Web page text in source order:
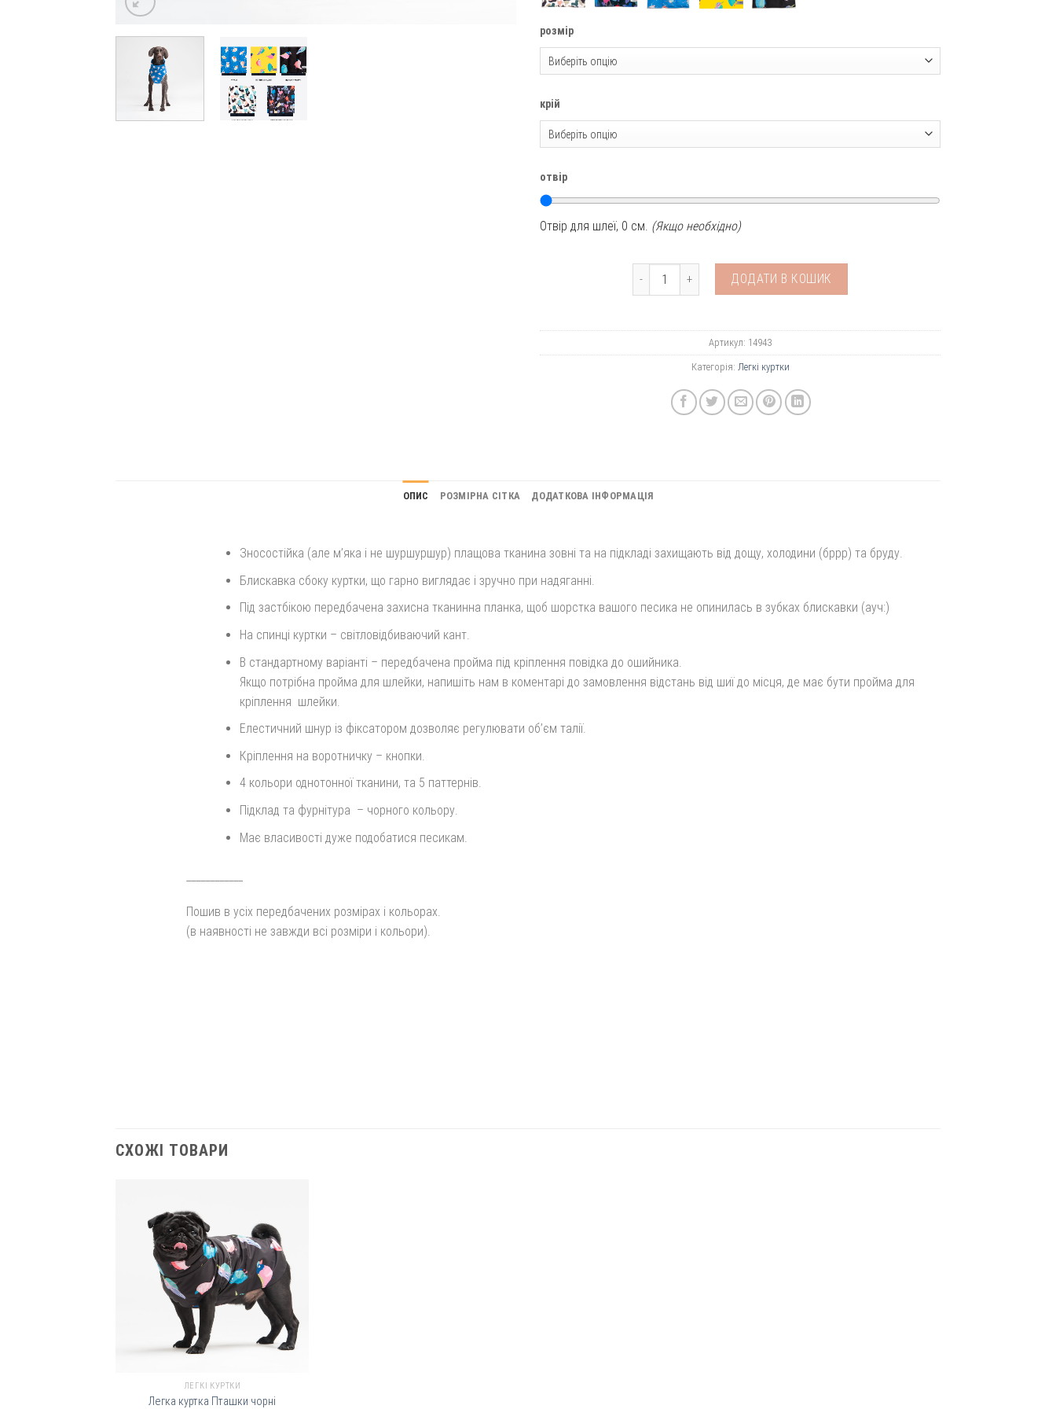
розмір
крій
отвір
Отвір для шлеї, 0 см. (Якщо необхідно)
Легка куртка Жуки кількістьДОДАТИ В КОШИК
Артикул: 14943
Категорія: Легкі куртки
ОПИС РОЗМІРНА СІТКА ДОДАТКОВА ІНФОРМАЦІЯ
Зносостійка (але м’яка і не шуршуршур) плащова тканина зовні та на підкладі захищають від дощу, холодини (бррр) та бруду.
Блискавка сбоку куртки, що гарно виглядає і зручно при надяганні.
Під застбікою передбачена захисна тканинна планка, щоб шорстка вашого песика не опинилась в зубках блискавки (ауч:)
На спинці куртки – світловідбиваючий кант.
В стандартному варіанті – передбачена пройма під кріплення повідка до ошийника.
Якщо потрібна пройма для шлейки, напишіть нам в коментарі до замовлення відстань від шиї до місця, де має бути пройма для
кріплення шлейки.
Елестичний шнур із фіксатором дозволяє регулювати об’єм талії.
Кріплення на воротничку – кнопки.
4 кольори однотонної тканини, та 5 паттернів.
Підклад та фурнітура – чорного кольору.
Має власивості дуже подобатися песикам.
Пошив в усіх передбачених розмірах і кольорах.
(в наявності не завжди всі розміри і кольори).
СХОЖІ ТОВАРИ
Добавить
в
избранное
ЛЕГКІ КУРТКИ
Легка куртка Пташки чорні